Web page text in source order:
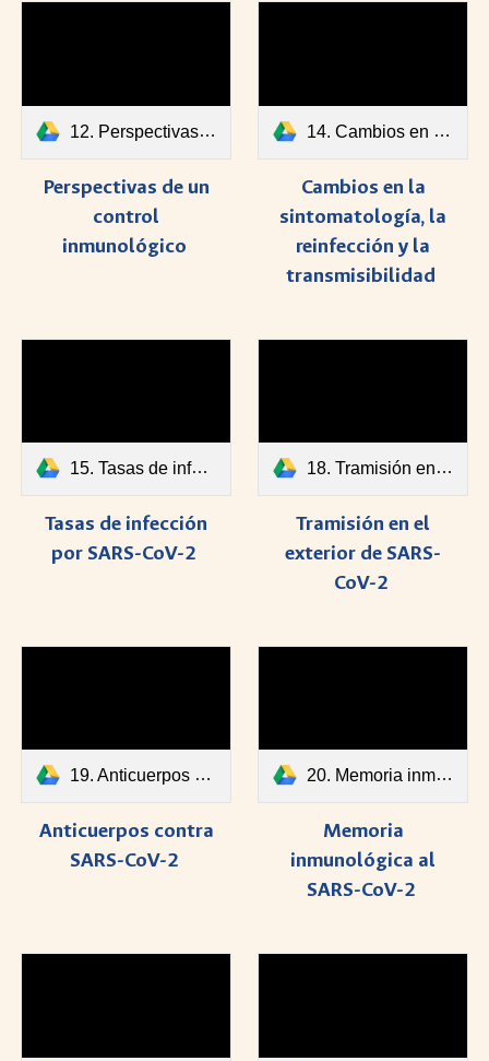
12. Perspectivas de un control inmunológico.pdf
Perspectivas de un
control
inmunológico
14. Cambios en la sintomatología, la reinfección y la transmisibilidad.pdf
Cambios en la
sintomatología, la
reinfección y la
transmisibilidad
15. Tasas de infección por SARS-CoV-2.pdf
Tasas de infección
por SARS-CoV-2
18. Tramisión en el exterior de SARS-CoV-2.pdf
Tramisión en el
exterior de SARS-
CoV-2
19. Anticuerpos contra SARS-CoV-2.pdf
Anticuerpos contra
SARS-CoV-2
20. Memoria inmunológica al SARS-CoV-2.pdf
Memoria
inmunológica al
SARS-CoV-2